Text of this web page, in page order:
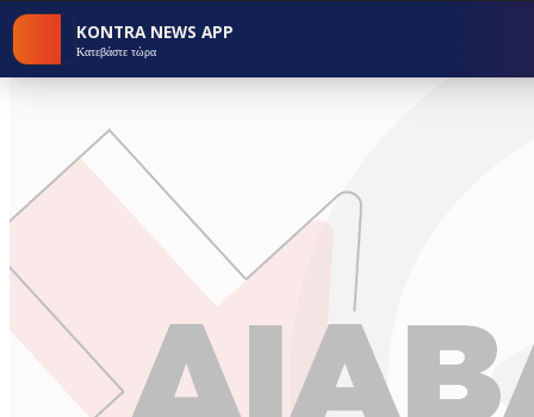
KONTRA NEWS APP
Κατεβάστε τώρα